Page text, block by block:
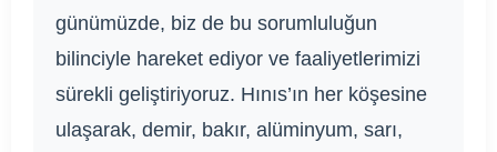
günümüzde, biz de bu sorumluluğun
bilinciyle hareket ediyor ve faaliyetlerimizi
sürekli geliştiriyoruz. Hınıs’ın her köşesine
ulaşarak, demir, bakır, alüminyum, sarı,